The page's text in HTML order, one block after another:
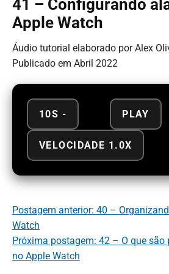
41 – Configurando
Apple Watch
Áudio tutorial elaborado por Alex
Publicado em Abril 2022
10S - PLAY
VELOCIDADE 1.0X
Postagem anterior: 40 –
Watch
Próxima postagem: 42 – O que são
no Apple Watch